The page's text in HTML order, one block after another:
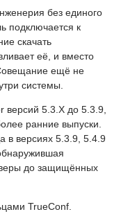
без единого
подключается к
скачать
её, и вместо
ещё не
системы.
версий 5.3.X до 5.3.9,
ранние выпуски.
в версиях 5.3.9, 5.4.9
до защищённых
TrueConf.